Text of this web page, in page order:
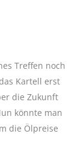
Treffen noch
Kartell erst
die Zukunft
könnte man
die Ölpreise